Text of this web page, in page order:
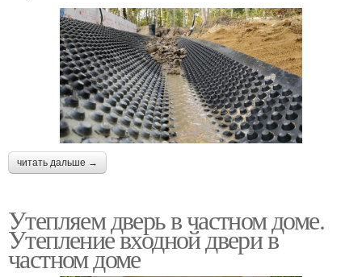
читать дальше →
Утепляем дверь в частном доме.
Утепление входной двери в
частном доме